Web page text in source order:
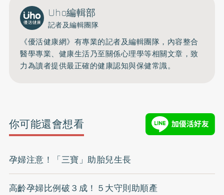
Uho編輯部
記者及編輯團隊
《優活健康網》有專業的記者及編輯團隊，內容整合
醫學專業、健康生活乃至關係心理學等相關文章，致
力為讀者提供最正確的健康認知與保健常識。
你可能還會想看
孕婦注意！「三寶」助胎兒生長
高齡孕婦比例破３成！５大守則助順產